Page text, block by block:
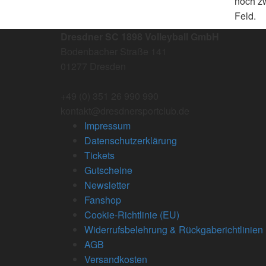
Feld.
Impressum
Datenschutzerklärung
Tickets
Gutscheine
Newsletter
Fanshop
Cookie-Richtlinie (EU)
Widerrufsbelehrung & Rückgaberichtlinien
AGB
Versandkosten